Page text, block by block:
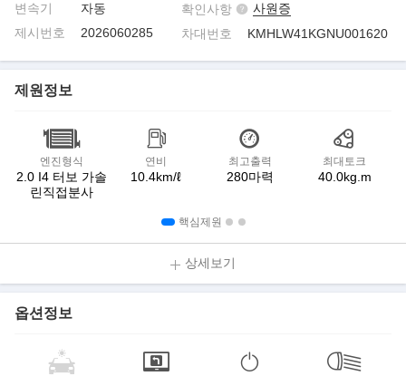
변속기
자동
제시번호
2026060285
확인사항
사원증
차대번호
KMHLW41KGNU001620
제원정보
엔진형식
2.0 I4 터보 가솔
린직접분사
연비
10.4km/ℓ
최고출력
280마력
최대토크
40.0kg.m
핵심제원
상세보기
옵션정보